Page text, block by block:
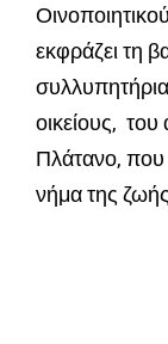
εκφράζει τη
οικείους,
Πλάτανο, που
νήμα της